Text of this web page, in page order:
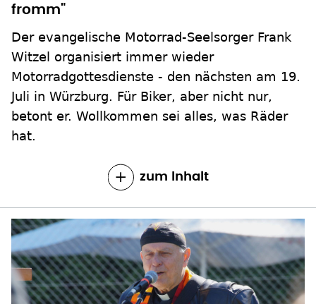
fromm"
Der evangelische Motorrad-Seelsorger Frank
Witzel organisiert immer wieder
Motorradgottesdienste - den nächsten am 19.
Juli in Würzburg. Für Biker, aber nicht nur,
betont er. Wollkommen sei alles, was Räder
hat.
zum Inhalt